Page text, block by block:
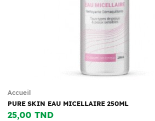
Accueil
PURE SKIN EAU MICELLAIRE 250ML
25,00 TND